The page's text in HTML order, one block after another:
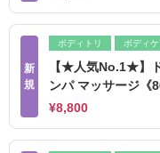
新
規
ボディトリ ボディケ
【★人気No.1★】
ンパ マッサージ《
¥8,800